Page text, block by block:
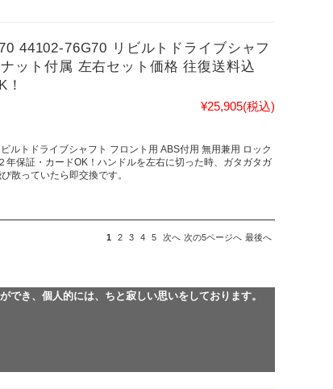
44102-76G70 リビルトドライブシャフ
ット付属 左右セット価格 往復送料込
¥25,905(税込)
トドライブシャフト フロント用 ABS付用 無用兼用 ロック
保証・カードOK！ハンドルを左右に切った時、ガタガタガ
散っていたら即交換です。
1 2 3 4 5 次へ 次の5ページへ 最後へ
き、個人的には、ちと寂しい思いをしております。